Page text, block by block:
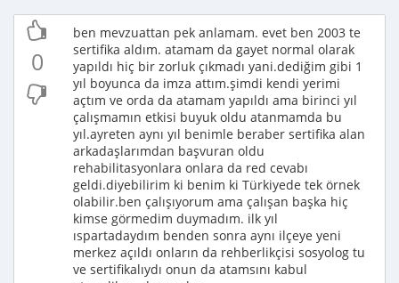
0
ben mevzuattan pek anlamam. evet ben 2003 te
sertifika aldım. atamam da gayet normal olarak
yapıldı hiç bir zorluk çıkmadı yani.dediğim gibi 1
yıl boyunca da imza attım.şimdi kendi yerimi
açtım ve orda da atamam yapıldı ama birinci yıl
çalışmamın etkisi buyuk oldu atanmamda bu
yıl.ayreten aynı yıl benimle beraber sertifika alan
arkadaşlarımdan başvuran oldu
rehabilitasyonlara onlara da red cevabı
geldi.diyebilirim ki benim ki Türkiyede tek örnek
olabilir.ben çalışıyorum ama çalışan başka hiç
kimse görmedim duymadım. ilk yıl
ıspartadaydım benden sonra aynı ilçeye yeni
merkez açıldı onların da rehberlikçisi sosyolog tu
ve sertifikalıydı onun da atamsını kabul